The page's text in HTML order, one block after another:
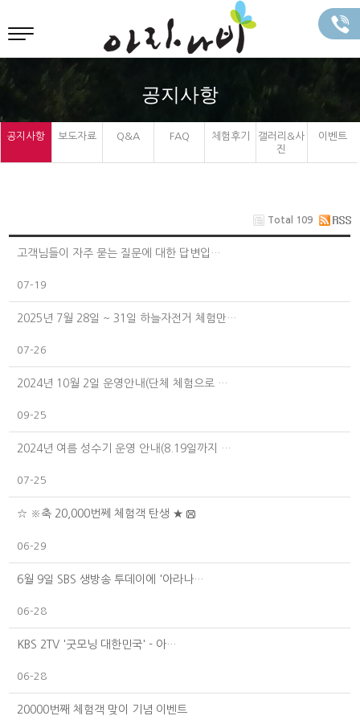
공지사항
공지사항 보도자료 Q&A FAQ 체험후기
갤러리&사
진
이벤트
Total 109
고객님들이 자주 묻는 질문에 대한 답변입…
07-19
2025년 7월 28일 ~ 31일 하늘자전거 체험만…
07-26
2024년 10월 2일 운영안내(단체 체험으로 …
09-25
2024년 여름 성수기 운영 안내(8.19일까지 …
07-25
☆ ※축 20,000번쩨 체험객 탄생 ★
06-29
6월 9일 SBS 생방송 투데이에 '아라나…
06-28
KBS 2TV '굿모닝 대한민국' - 아…
06-28
20000번째 체험객 맞이 기념 이벤트